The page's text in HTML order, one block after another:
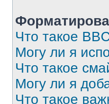
Что такое
Могу ли я
Что такое
Могу ли я
Что такое